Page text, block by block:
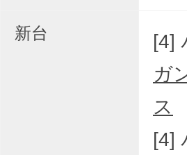
新台 [4]
ガ
ス
[4]